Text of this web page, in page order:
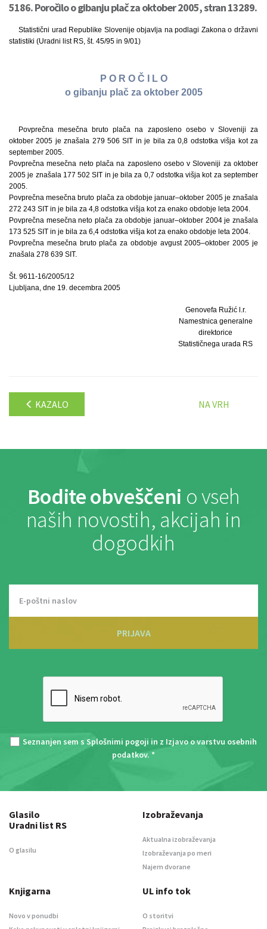
5186. Poročilo o gibanju plač za oktober 2005, stran 13289.
Statistični urad Republike Slovenije objavlja na podlagi Zakona o državni
statistiki (Uradni list RS, št. 45/95 in 9/01)
P O R O Č I L O
o gibanju plač za oktober 2005
Povprečna mesečna bruto plača na zaposleno osebo v Sloveniji za
oktober 2005 je znašala 279 506 SIT in je bila za 0,8 odstotka višja kot za
september 2005.
Povprečna mesečna neto plača na zaposleno osebo v Sloveniji za oktober
2005 je znašala 177 502 SIT in je bila za 0,7 odstotka višja kot za september
2005.
Povprečna mesečna bruto plača za obdobje januar–oktober 2005 je znašala
272 243 SIT in je bila za 4,8 odstotka višja kot za enako obdobje leta 2004.
Povprečna mesečna neto plača za obdobje januar–oktober 2004 je znašala
173 525 SIT in je bila za 6,4 odstotka višja kot za enako obdobje leta 2004.
Povprečna mesečna bruto plača za obdobje avgust 2005–oktober 2005 je
znašala 278 639 SIT.
Št. 9611-16/2005/12
Ljubljana, dne 19. decembra 2005
Genovefa Ružić l.r.
Namestnica generalne
direktorice
Statističnega urada RS
KAZALO NA VRH
Bodite obveščeni o vseh
naših novostih, akcijah in
dogodkih
PRIJAVA
Seznanjen sem s Splošnimi pogoji in z Izjavo o varstvu osebnih
podatkov. *
Glasilo
Uradni list RS
O glasilu
Izobraževanja
Aktualna izobraževanja
Izobraževanja po meri
Najem dvorane
Knjigarna
Novo v ponudbi
UL info tok
O storitvi